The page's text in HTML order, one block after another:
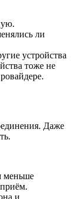
ли
устройства
тоже не
Даже
меньше
и